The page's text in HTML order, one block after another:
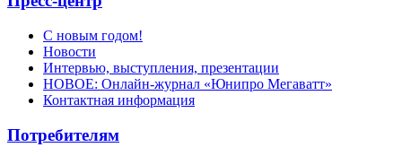
С новым годом!
Новости
Интервью, выступления, презентации
НОВОЕ: Онлайн-журнал «Юнипро Мегаватт»
Контактная информация
Потребителям